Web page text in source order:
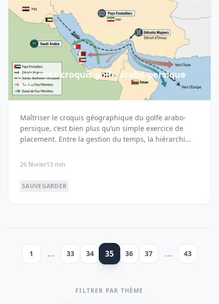
Exercices croquis golfe arabo-persique
bac
Maîtriser le croquis géographique du golfe arabo-
persique, c’est bien plus qu’un simple exercice de
placement. Entre la gestion du temps, la hiérarchi...
26 février13 min
SAUVEGARDER
1 ... 33 34 35 36 37 ... 43
FILTRER PAR THÈME